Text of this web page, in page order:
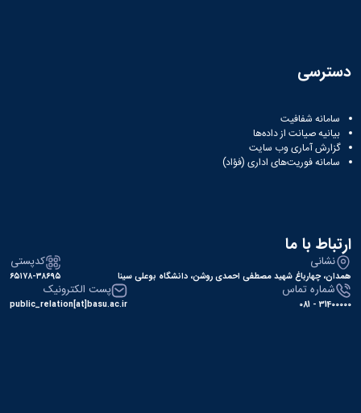
دسترسی
سامانه شفافیت
بیانیه صیانت از داده‌ها
گزارش آماری وب‌ سایت
سامانه فوریت‌های اداری (فؤاد)
ارتباط با ما
نشانی
همدان، چهارباغ شهید مصطفی احمدی روشن، دانشگاه بوعلی سینا
کدپستی
۶۵۱۷۸-۳۸۶۹۵
شماره تماس
31400000 - 081
پست الکترونیک
public_relation[at]basu.ac.ir